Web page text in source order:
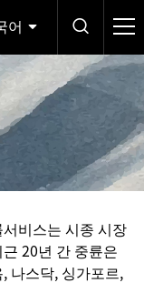
어
비스는 시종 시장
20년 간 중륜은
나스닥, 싱가포르,